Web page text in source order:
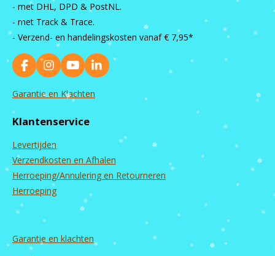
- met DHL, DPD & PostNL.
- met Track & Trace.
- Verzend- en handelingskosten vanaf € 7,95*
F
a
c
o
k
I
n
s
g
a
m
Y
o
u
T
b
L
i
Garantie en Klachten
Klantenservice
Levertijden
Verzendkosten en Afhalen
Herroeping/Annulering en Retourneren
Herroeping
Garantie en klachten